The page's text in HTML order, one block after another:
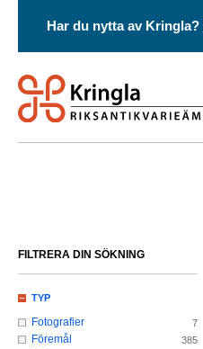
Har du nytta av Kringla?
FILTRERA DIN SÖKNING
TYP
Fotografier 7
Föremål 385